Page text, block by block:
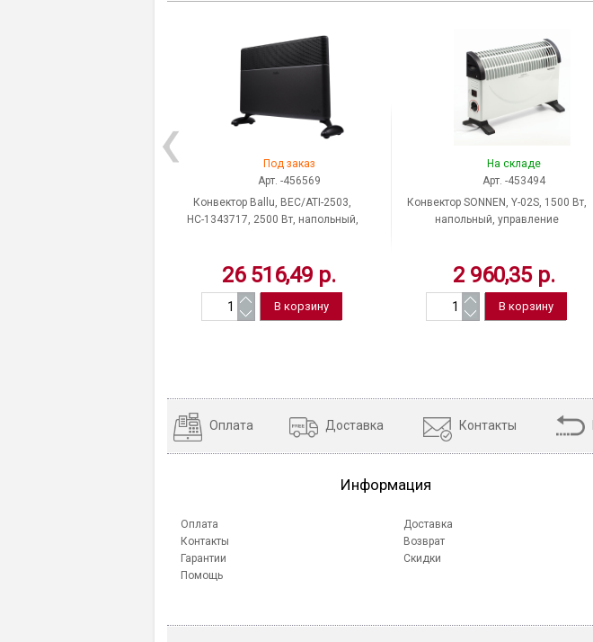
Под заказ
Арт. -456569
Конвектор Ballu, BEC/ATI-2503,
НС-1343717, 2500 Вт, напольный,
регулировка мощности, дисплей,
цвет черный, Китай
26 516,49 р.
На складе
Арт. -453494
Конвектор SONNEN, Y-02S, 1500 Вт,
напольный, управление
2 960,35 р.
Оплата Доставка Контакты
Информация
Оплата
Контакты
Гарантии
Помощь
Доставка
Возврат
Скидки